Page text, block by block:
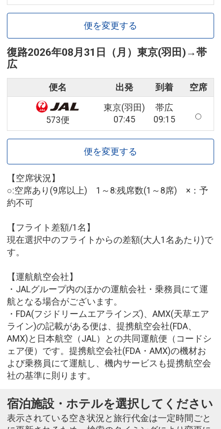
便を変更する
復路2026年08月31日（月） 東京(羽田) →帯
広
便名 出発 到着 空席
573便
東京(羽田)
07:45
帯広
09:15
便を変更する
【空席状況】
○:空席あり(9席以上) 1～8:残席数(1～8席) ×：予
約不可
【フライト差額/1名】
現在選択中のフライトからの差額(大人1名あたり)で
す。
【運航航空会社】
・JALグループ内のほかの運航会社・乗務員にて運
航となる場合がございます。
・FDA(フジドリームエアラインズ)、AMX(天草エア
ライン)の記載がある便は、提携航空会社(FDA、
AMX)と日本航空（JAL）との共同運航便（コードシ
ェア便）です。提携航空会社(FDA・AMX)の機材お
よび乗務員にて運航し、機内サービスも提携航空会
社の基準に則ります。
宿泊施設・ホテルを選択してください
表示されている空き状況と旅行代金は一定時間ごと